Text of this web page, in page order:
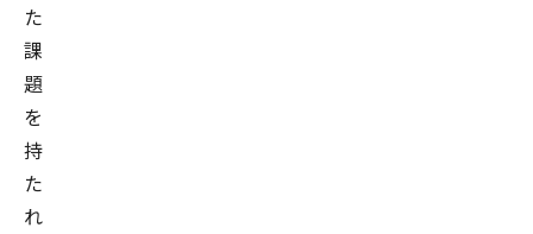
た
課
題
を
持
た
れ